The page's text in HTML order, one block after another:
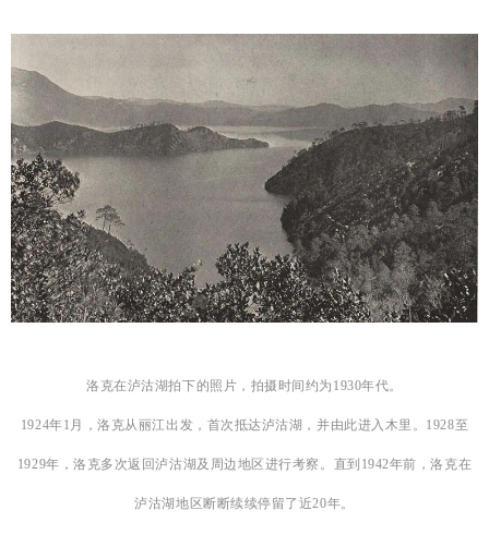
洛克在泸沽湖拍下的照片，拍摄时间约为1930年代。
1924年1月，洛克从丽江出发， 首次抵达泸沽湖，并由此进入木里。1928至
1929年，洛克多次返回泸沽湖及周边地区进行考察。直到1942年前，洛克在
泸沽湖地区断断续续停留了近20年。